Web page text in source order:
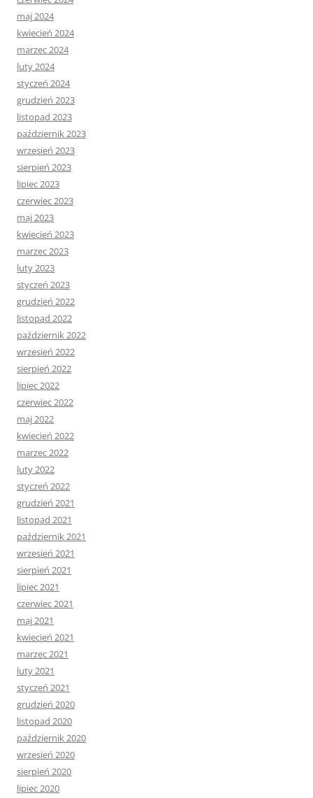
maj 2024
kwiecień 2024
marzec 2024
luty 2024
styczeń 2024
grudzień 2023
listopad 2023
październik 2023
wrzesień 2023
sierpień 2023
lipiec 2023
czerwiec 2023
maj 2023
kwiecień 2023
marzec 2023
luty 2023
styczeń 2023
grudzień 2022
listopad 2022
październik 2022
wrzesień 2022
sierpień 2022
lipiec 2022
czerwiec 2022
maj 2022
kwiecień 2022
marzec 2022
luty 2022
styczeń 2022
grudzień 2021
listopad 2021
październik 2021
wrzesień 2021
sierpień 2021
lipiec 2021
czerwiec 2021
maj 2021
kwiecień 2021
marzec 2021
luty 2021
styczeń 2021
grudzień 2020
listopad 2020
październik 2020
wrzesień 2020
sierpień 2020
lipiec 2020